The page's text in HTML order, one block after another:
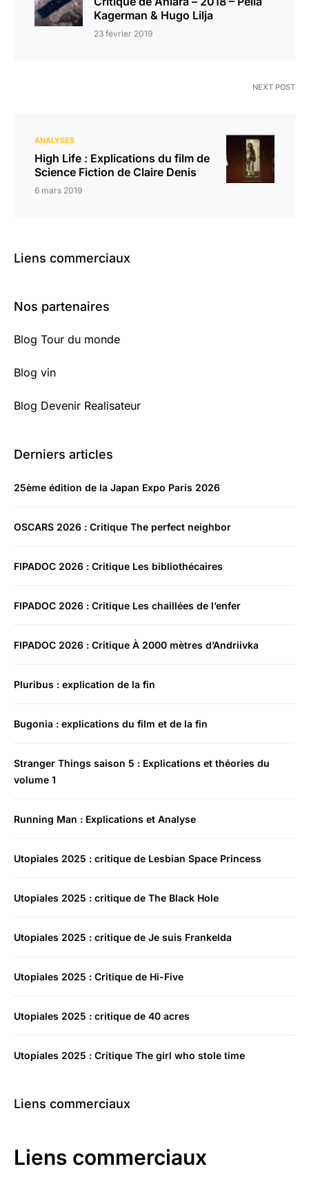
Kagerman & Hugo Lilja
23 février 2019
NEXT POST
ANALYSES
High Life : Explications du film de
Science Fiction de Claire Denis
6 mars 2019
Liens commerciaux
Nos partenaires
Blog Tour du monde
Blog vin
Blog Devenir Realisateur
Derniers articles
25ème édition de la Japan Expo Paris 2026
OSCARS 2026 : Critique The perfect neighbor
FIPADOC 2026 : Critique Les bibliothécaires
FIPADOC 2026 : Critique Les chaillées de l’enfer
FIPADOC 2026 : Critique À 2000 mètres d’Andriivka
Pluribus : explication de la fin
Bugonia : explications du film et de la fin
Stranger Things saison 5 : Explications et théories du
volume 1
Running Man : Explications et Analyse
Utopiales 2025 : critique de Lesbian Space Princess
Utopiales 2025 : critique de The Black Hole
Utopiales 2025 : critique de Je suis Frankelda
Utopiales 2025 : Critique de Hi-Five
Utopiales 2025 : critique de 40 acres
Utopiales 2025 : Critique The girl who stole time
Liens commerciaux
Liens commerciaux